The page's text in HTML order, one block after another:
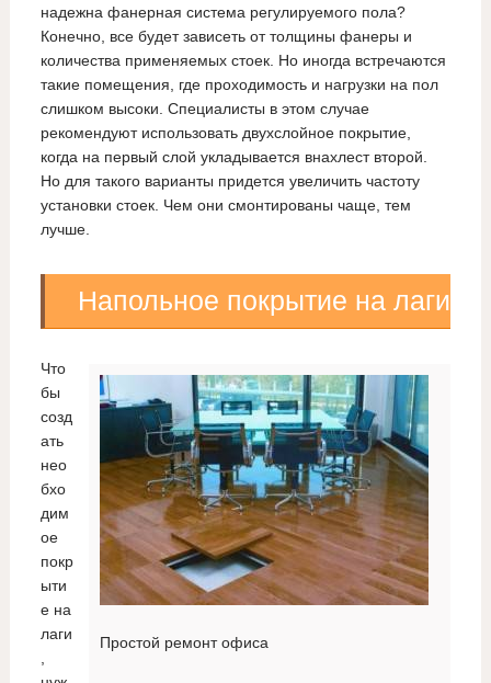
надежна фанерная система регулируемого пола?
Конечно, все будет зависеть от толщины фанеры и
количества применяемых стоек. Но иногда встречаются
такие помещения, где проходимость и нагрузки на пол
слишком высоки. Специалисты в этом случае
рекомендуют использовать двухслойное покрытие,
когда на первый слой укладывается внахлест второй.
Но для такого варианты придется увеличить частоту
установки стоек. Чем они смонтированы чаще, тем
лучше.
Напольное покрытие на лаги
Простой ремонт офиса
Что
бы
созд
ать
нео
бхо
дим
ое
покр
ыти
е на
лаги